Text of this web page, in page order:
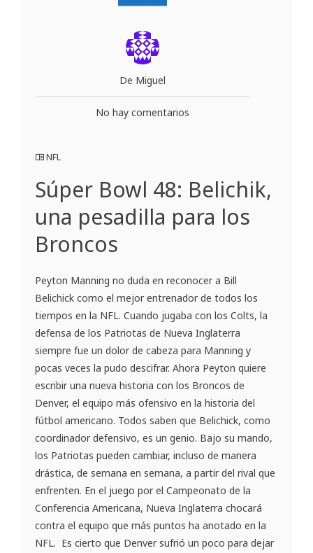
De Miguel
No hay comentarios
NFL
Súper Bowl 48: Belichik,
una pesadilla para los
Broncos
Peyton Manning no duda en reconocer a Bill
Belichick como el mejor entrenador de todos los
tiempos en la NFL. Cuando jugaba con los Colts, la
defensa de los Patriotas de Nueva Inglaterra
siempre fue un dolor de cabeza para Manning y
pocas veces la pudo descifrar. Ahora Peyton quiere
escribir una nueva historia con los Broncos de
Denver, el equipo más ofensivo en la historia del
fútbol americano. Todos saben que Belichick, como
coordinador defensivo, es un genio. Bajo su mando,
los Patriotas pueden cambiar, incluso de manera
drástica, de semana en semana, a partir del rival que
enfrenten. En el juego por el Campeonato de la
Conferencia Americana, Nueva Inglaterra chocará
contra el equipo que más puntos ha anotado en la
NFL. Es cierto que Denver sufrió un poco para dejar